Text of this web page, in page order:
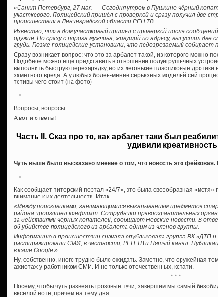
«Санкт-Петербург, 27 мая. — Сегодня утром в Пушкине чёрный
участкового. Полицейский пришёл с проверкой и сразу получил две
происшествии в Ленинградской области РЕН ТВ.
Известно, что в дом участковый пришел с проверкой после
оружие. Но сразу с порога мужчина, живущий по адресу, выпустил
грудь. Позже полицейские установили, что подозреваемый
Сразу возникает вопрос: что это за арбалет такой, из которого можно
Подобное можно еще представить в отношении полуигрушечных
выполнить быструю перезарядку, но их легонькие пластиковые дротики
заметного вреда. А у любых более-менее серьезных моделей сей
тетивы чего стоит (на фото)
Вопросы, вопросы…
А вот и ответы!
Часть II. Сказ про то, как арбалет таки был
удивили
Чуть выше было высказано мнение о том, что новость это фейковая.
Как сообщает питерский портал «24/7», это была своеобразная «мстя»
внимание к их деятельности. Итак…
«Между поисковиками, занимающимися выкапыванием предметов
района произошел конфликт. Сотрудники правоохранительных
за действиями чёрных копателей, сообщают Невские новости. В
об убийстве полицейского из арбалета одним из членов группы.
Информацию о происшествии сначала опубликовала группа ВК «ДТП
растиражировали СМИ, в частности, РЕН ТВ и Пятый канал.
в кэше Google.»
Ну, собственно, иного трудно было ожидать. Заметно, что оружейная
ажиотаж у работником СМИ. И не только отечественных, кстати.
* * *
Посему, чтобы чуть развеять грозовые тучи, завершим мы самый
веселой ноте, причем на тему дня.